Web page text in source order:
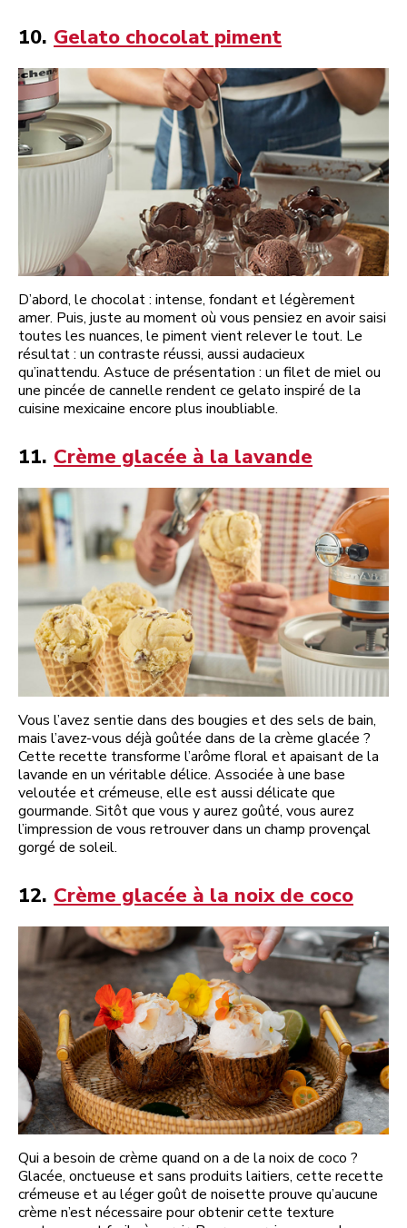
10. Gelato chocolat piment
D’abord, le chocolat : intense, fondant et légèrement
amer. Puis, juste au moment où vous pensiez en avoir saisi
toutes les nuances, le piment vient relever le tout. Le
résultat : un contraste réussi, aussi audacieux
qu’inattendu. Astuce de présentation : un filet de miel ou
une pincée de cannelle rendent ce gelato inspiré de la
cuisine mexicaine encore plus inoubliable.
11. Crème glacée à la lavande
Vous l’avez sentie dans des bougies et des sels de bain,
mais l’avez-vous déjà goûtée dans de la crème glacée ?
Cette recette transforme l’arôme floral et apaisant de la
lavande en un véritable délice. Associée à une base
veloutée et crémeuse, elle est aussi délicate que
gourmande. Sitôt que vous y aurez goûté, vous aurez
l’impression de vous retrouver dans un champ provençal
gorgé de soleil.
12. Crème glacée à la noix de coco
Qui a besoin de crème quand on a de la noix de coco ?
Glacée, onctueuse et sans produits laitiers, cette recette
crémeuse et au léger goût de noisette prouve qu’aucune
crème n’est nécessaire pour obtenir cette texture